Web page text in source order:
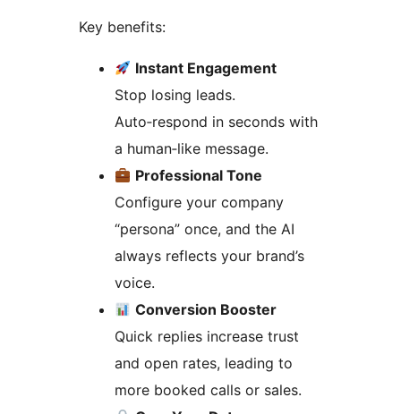
Key benefits:
Instant Engagement
Stop losing leads.
Auto‑respond in seconds with
a human‑like message.
Professional Tone
Configure your company
“persona” once, and the AI
always reflects your brand’s
voice.
Conversion Booster
Quick replies increase trust
and open rates, leading to
more booked calls or sales.